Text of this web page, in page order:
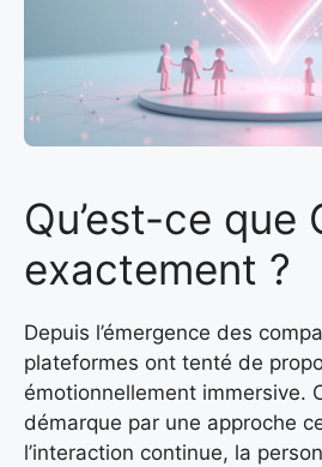
Qu’est-ce que
exactement ?
Depuis l’émergence des
plateformes ont tenté de
émotionnellement immersive.
démarque par une approche
l’interaction continue, la